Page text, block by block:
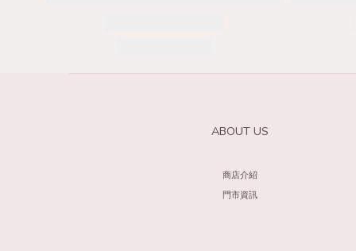
ABOUT US
商店介紹
門市資訊